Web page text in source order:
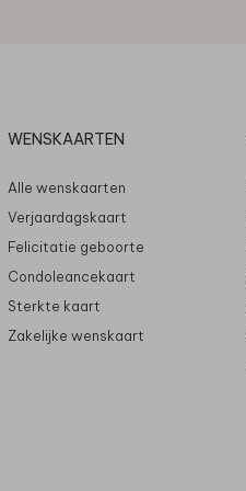
WENSKAARTEN
Alle wenskaarten
Verjaardagskaart
Felicitatie geboorte
Condoleancekaart
Sterkte kaart
Zakelijke wenskaart